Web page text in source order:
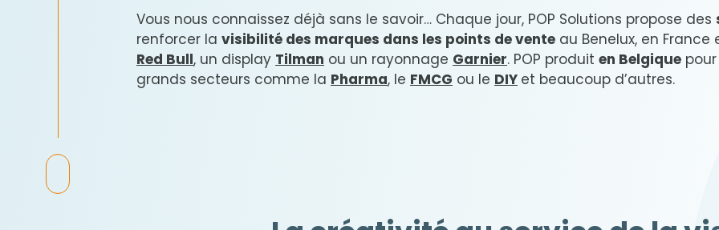
Vous nous connaissez déjà sans le savoir… Chaque jour, POP Solutions propose des
renforcer la visibilité des marques dans les points de vente au Benelux, en
Red Bull, un display Tilman ou un rayonnage Garnier. POP produit en Belgique
grands secteurs comme la Pharma, le FMCG ou le DIY et beaucoup d’autres.